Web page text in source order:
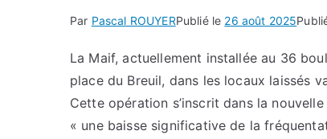
Par Pascal ROUYERPublié le 26 août 2025
La Maif, actuellement installée au 36
place du Breuil, dans les locaux laissés
Cette opération s’inscrit dans la
« une baisse significative de la